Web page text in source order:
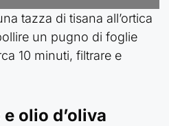
tazza di tisana all’ortica
un pugno di foglie
10 minuti, filtrare e
olio d’oliva